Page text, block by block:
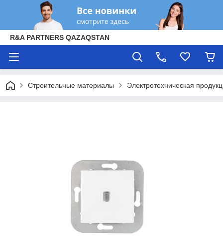
R&A PARTNERS QAZAQSTAN
Строительные материалы Электротехническая